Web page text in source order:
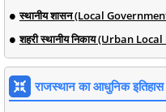
स्थानीय शासन (Local
शहरी स्थानीय निकाय (Urban
राजस्थान का आधुनिक इतिहास